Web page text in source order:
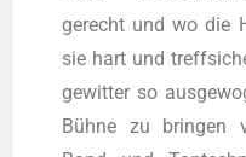
gerecht und wo die
sie hart und
ge­wit­ter so
Büh­ne zu brin­gen